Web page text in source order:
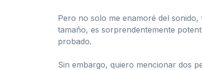
Pero no solo me enamoré del
tamaño, es sorprendentemente
probado.
Sin embargo, quiero mencionar dos